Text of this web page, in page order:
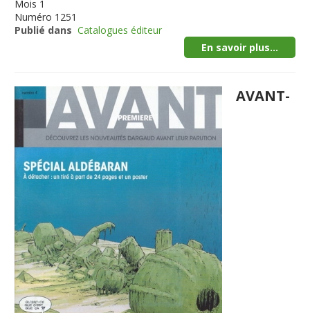
Mois 1
Numéro 1251
Publié dans Catalogues éditeur
En savoir plus...
AVANT-